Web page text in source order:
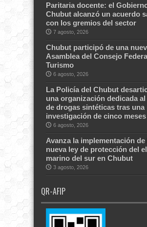
Paritaria docente: el
Chubut alcanzó un acuerdo
con los gremios del sector
7 agosto, 2026
Chubut participó de una
Asamblea del Consejo
Turismo
6 agosto, 2026
La Policía del Chubut
una organización dedicada
de drogas sintéticas tras una
investigación de cinco meses
6 agosto, 2026
Avanza la implementación de
nueva ley de protección del
marino del sur en Chubut
3 agosto, 2026
QR-AFIP